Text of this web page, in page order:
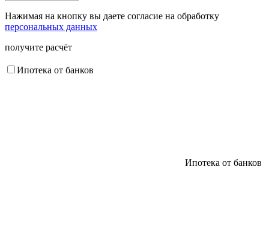
Нажимая на кнопку вы даете согласие на обработку
персональных данных
получите расчёт
Ипотека от банков
Ипотека от банков